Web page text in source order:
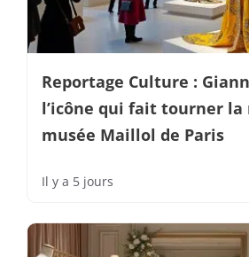
Reportage Culture :
l’icône qui fait tourner la
musée Maillol de Paris
Il y a 5 jours